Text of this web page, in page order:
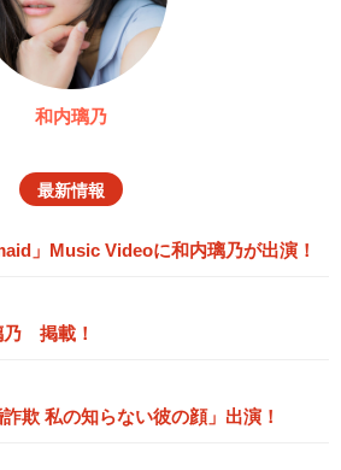
和内璃乃
最新情報
」Music Videoに和内璃乃が出演！
乃 掲載！
欺 私の知らない彼の顔」出演！